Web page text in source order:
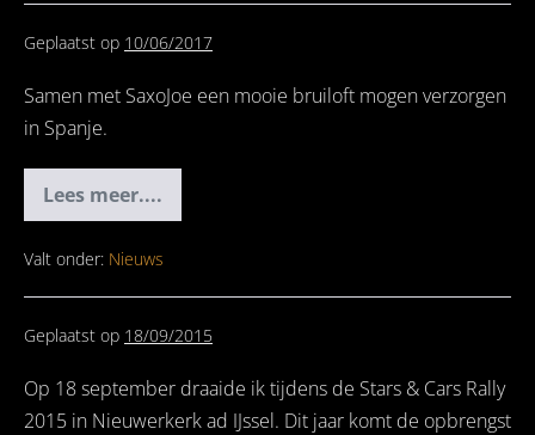
Geplaatst op 10/06/2017
Samen met SaxoJoe een mooie bruiloft mogen verzorgen
in Spanje.
Lees meer....
Wedding
in
Valt onder: Nieuws
Geplaatst op 18/09/2015
Op 18 september draaide ik tijdens de Stars & Cars Rally
2015 in Nieuwerkerk ad IJssel. Dit jaar komt de opbrengst